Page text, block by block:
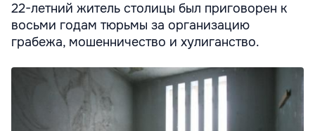
22-летний житель столицы был приговорен к
восьми годам тюрьмы за организацию
грабежа, мошенничество и хулиганство.